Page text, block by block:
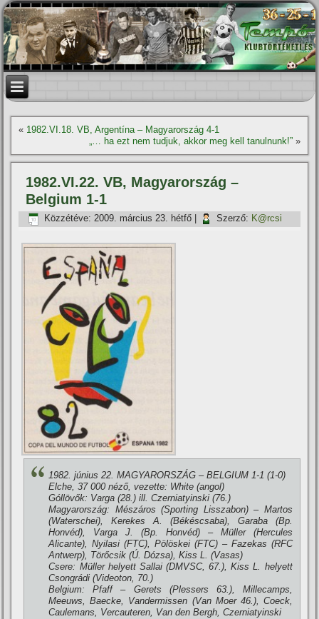
« 1982.VI.18. VB, Argentína – Magyarország 4-1
„… ha ezt nem tudjuk, akkor meg kell tanulnunk!”»
1982.VI.22. VB, Magyarország –
Belgium 1-1
Közzétéve: 2009. március 23. hétfő Szerző: K@rcsi
1982. június 22. MAGYARORSZÁG – BELGIUM 1-1 (1-0)
Elche, 37 000 néző, vezette: White (angol)
Góllövők: Varga (28.) ill. Czerniatyinski (76.)
Magyarország: Mészáros (Sporting Lisszabon) – Martos
(Waterschei), Kerekes A. (Békéscsaba), Garaba (Bp.
Honvéd), Varga J. (Bp. Honvéd) – Müller (Hercules
Alicante), Nyilasi (FTC), Pölöskei (FTC) – Fazekas (RFC
Antwerp), Törőcsik (Ú. Dózsa), Kiss L. (Vasas)
Csere: Müller helyett Sallai (DMVSC, 67.), Kiss L. helyett
Csongrádi (Videoton, 70.)
Belgium: Pfaff – Gerets (Plessers 63.), Millecamps,
Meeuws, Baecke, Vandermissen (Van Moer 46.), Coeck,
Caulemans, Vercauteren, Van den Bergh, Czerniatyinski